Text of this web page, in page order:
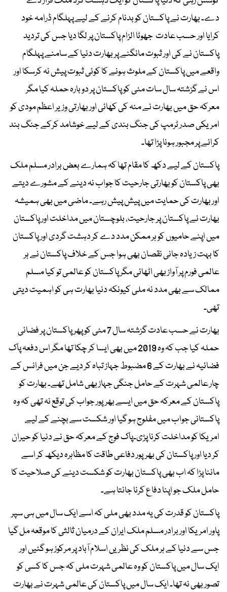
دے۔ بھارت نے پاکستان کو بدنام کرنے کے لیے پہلگام ڈرامہ خود
کرایا اور حسب عادت جھوٹا الزام پاکستان پر لگا دیا جس کی تردید
پاکستان نے کی اور ثبوت مانگنے پر بھارت دنیا کے سامنے پہلگام
واقعے میں پاکستان کے ملوث ہونے کا کوئی ثبوت پیش نہ کرسکا اور
اس نے گزشتہ سال سات مئی کو پاکستان پر دوبارہ حملہ کیا مگر
معرکہ حق میں بھارت نے منہ کی کھائی اور بھارتی وزیر اعظم مودی کو
امریکی صدر ٹرمپ کی جنگ بندی کے لیے خوشامد کرکے جنگ بند
کرانے پر مجبور ہونا پڑا تھا۔
پاکستان کے لیے دکھ کا مقام تھا کہ ہمارے بعض برادر مسلم ملک
بھی پاکستان کو بھارتی جارحیت کا جواب نہ دینے کے مشورے دیتے
اور بھارت کی حمایت میں پیش پیش رہے۔ ماضی میں بھی ہمیشہ
بھارت نے پاکستان پر جارحیت، بلوچستان میں مداخلت اور پاکستان
میں اپنے حامیوں کو ہر ممکن مدد دے کر دہشت گردی اور پاکستان
کا بہت زیادہ جانی نقصان بھی ہوا جس کے خلاف پاکستان نے ہر
عالمی فورم پر آواز بھی اٹھائی مگر پاکستان کو عالمی تو کیا مسلم
ممالک سے بھی مدد نہ ملی کیونکہ دنیا بھارت ہی کو اہمیت دیتی
تھی۔
بھارت نے حسب عادت گزشتہ سال 7 مئی کو پھر پاکستان پر فضائی
حملہ کیا جب کہ وہ 2019 میں بھی ایسا کر چکا تھا مگر اس دفعہ پاک
فضائیہ نے بھارت کے 6 مضبوط جہاز تباہ کر دیے جن میں فرانس کے
چار عالمی شہرت کے حامل جنگی جہاز بھی شامل تھے۔ بھارت کو
پاکستان کے معرکہ حق میں ایسے بھرپور جواب کی توقع نہ تھی کہ وہ
پاکستانی جواب میں مفلوج ہو گیا اور شکست سے بچنے کے لیے
امریکا کو مداخلت کرنا پڑی۔پاک فوج کے معرکہ حق نے دنیا کو حیران
کر دیا اور پاکستان کی بھرپور دفاعی طاقت کا مظاہرہ دیکھ کر اسے
ماننا پڑا کہ اب بھی پاکستان بھارت کو شکست دینے کی صلاحیت کا
حامل ملک جو اپنا دفاع کرنا جانتا ہے۔
پاکستان کو قدرت کی یہ مدد بھی ملی کہ اسے ایک سال میں ہی سپر
پاور امریکا اور برادر مسلم ملک ایران کے درمیان ثالثی کا موقعہ مل گیا
جس سے دنیا کے ہر ملک کی نظریں اسلام آباد پر مرکوز ہو گئیں اور
ایک سال میں پاکستان کو وہ عالمی شہرت ملی کہ جس کا کسی کو
تصور بھی نہ تھا۔ ایک سال میں پاکستان کی عالمی شہرت نے بھارت